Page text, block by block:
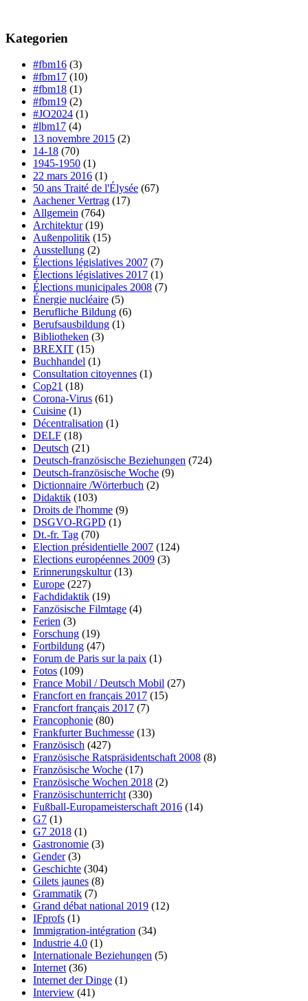
Kategorien
#fbm16 (3)
#fbm17 (10)
#fbm18 (1)
#fbm19 (2)
#JO2024 (1)
#lbm17 (4)
13 novembre 2015 (2)
14-18 (70)
1945-1950 (1)
22 mars 2016 (1)
50 ans Traité de l'Élysée (67)
Aachener Vertrag (17)
Allgemein (764)
Architektur(19)
Außenpolitik (15)
Ausstellung (2)
Élections législatives 2007 (7)
Élections législatives 2017 (1)
Élections municipales 2008 (7)
Énergie nucléaire (5)
Berufliche Bildung (6)
Berufsausbildung (1)
Bibliotheken (3)
BREXIT (15)
Buchhandel (1)
Consultation citoyennes (1)
Cop21 (18)
Corona-Virus (61)
Cuisine (1)
Décentralisation (1)
DELF (18)
Deutsch (21)
Deutsch-französische Beziehungen (724)
Deutsch-französische Woche (9)
Dictionnaire /Wörterbuch (2)
Didaktik (103)
Droits de l'homme (9)
DSGVO-RGPD (1)
Dt.-fr. Tag (70)
Election présidentielle 2007 (124)
Elections européennes 2009 (3)
Erinnerungskultur(13)
Europe (227)
Fachdidaktik (19)
Fanzösische Filmtage (4)
Ferien (3)
Forschung (19)
Fortbildung (47)
Forum de Paris sur la paix (1)
Fotos (109)
France Mobil / Deutsch Mobil (27)
Francfort en français 2017 (15)
Francfort français 2017 (7)
Francophonie (80)
Frankfurter Buchmesse (13)
Französisch (427)
Französische Ratspräsidentschaft 2008 (8)
Französische Woche (17)
Französische Wochen 2018 (2)
Französischunterricht(330)
Fußball-Europameisterschaft 2016 (14)
G7 (1)
G7 2018 (1)
Gastronomie (3)
Gender(3)
Geschichte (304)
Gilets jaunes (8)
Grammatik (7)
Grand débat national 2019 (12)
IFprofs (1)
Immigration-intégration (34)
Industrie 4.0 (1)
Internationale Beziehungen (5)
Internet(36)
Internet der Dinge (1)
Interview (41)